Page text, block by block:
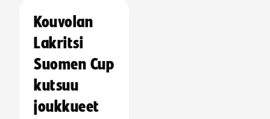
Kouvolan
Lakritsi
Suomen Cup
kutsuu
joukkueet